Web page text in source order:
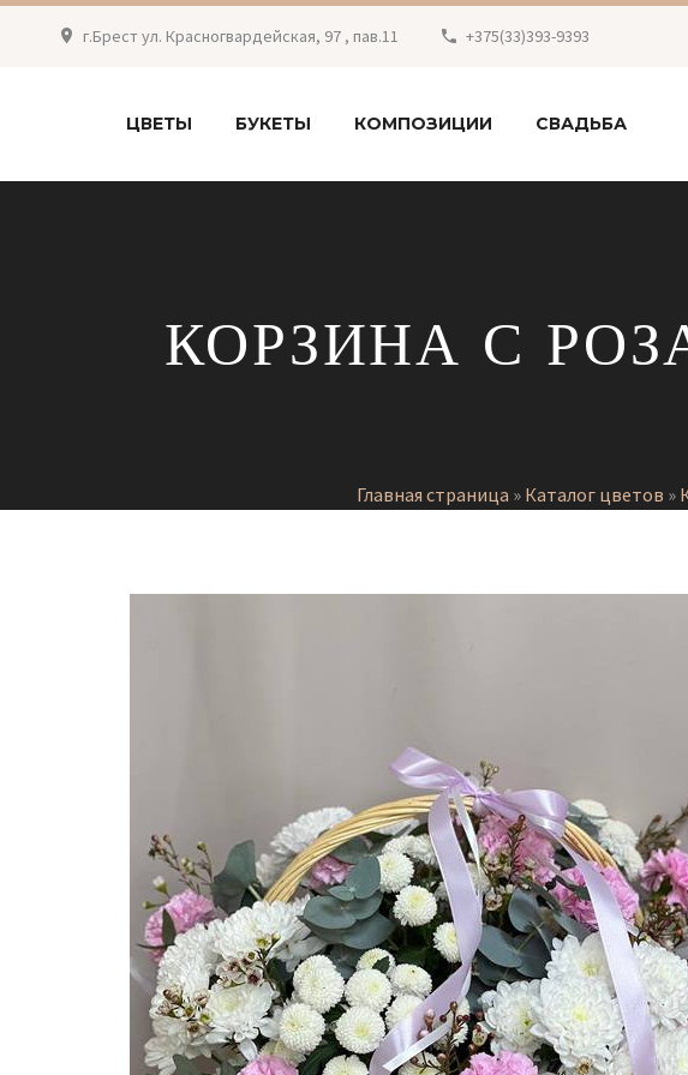
г.Брест ул. Красногвардейская, 97 , пав.11 +375(33)393-9393
ЦВЕТЫ БУКЕТЫ КОМПОЗИЦИИ СВАДЬБА
КОРЗИНА С
Главная страница » Каталог цветов »